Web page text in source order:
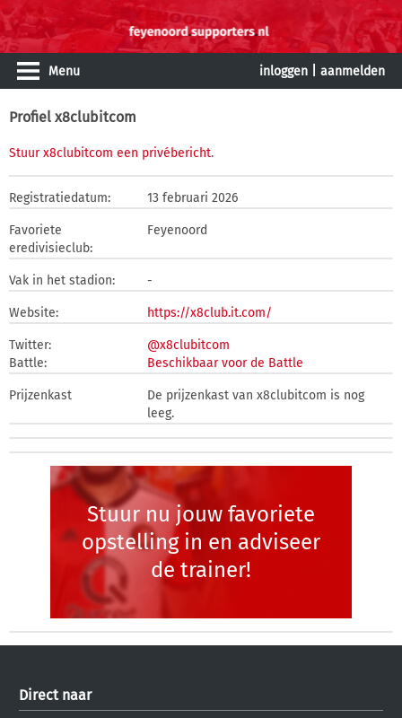
Menu inloggen aanmelden
Profiel x8clubitcom
Stuur x8clubitcom een privébericht.
Registratiedatum: 13 februari 2026
Favoriete
eredivisieclub:
Feyenoord
Vak in het stadion: -
Website: https://x8club.it.com/
Twitter:
@x8clubitcom
Battle:
Beschikbaar voor de Battle
Prijzenkast
De prijzenkast van x8clubitcom is nog
leeg.
Stuur nu jouw favoriete
opstelling in en adviseer
de trainer!
Direct naar